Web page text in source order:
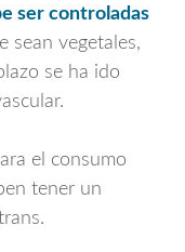
ser controladas
sean vegetales,
se ha ido
el consumo
tener un